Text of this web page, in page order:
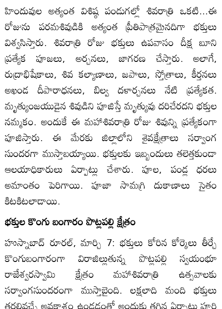
హిందువుల అత్యంత విశిష్ఠ పండుగల్లో శివరాత్రి ఒకటి...ఈ
రోజును పరమశివుడికి అత్యంత ప్రీతిపాత్రమైనదిగా భక్తులు
విశ్వసిస్తారు. శివరాత్రి రోజు భక్తులు ఉపవాసం దీక్ష బూని
ప్రత్యేక పూజలు, అర్చనలు, జాగరణ చేస్తారు. అలాగే,
రుద్రాభిషేకాలు, శివ కల్యాణాలు, జపాలు, స్తోత్రాలు, కీర్తనలు
అఖండ దీపారాధనలు, బిల్వ దళార్చనలు నేటి ప్రత్యేకత.
మృత్యుంజయుడైన శివుడిని పూజిస్తే మృత్యువు దరిచేరదని భక్తుల
నమ్మకం. అందుకే ఈ మహాశివరాత్రి రోజు శివున్ని ప్రత్యేకంగా
పూజిస్తారు. ఈ మేరకు జిల్లాలోని శైవక్షేత్రాలు సర్వాంగ
సుందరగా ముస్తాబయ్యాయి. భక్తులకు ఇబ్బందులు తలెత్తకుండా
ఆలయాధికారులు ఏర్పాట్లు చేశారు. పూల, పండ్ల ధరలు
అమాంతం పెరిగాయి. పూజా సామగ్రి దుకాణాలు సైతం
కిటకిటలాడాయి.
భక్తుల కొంగు బంగారం పొట్లపల్లి క్షేత్రం
హుస్నాబాద్‌ రూరల్‌, మార్చి 7: భక్తులు కోరిన కోర్కెలు తీర్చే
కొంగుబంగారంగా విరాజిల్లుతున్న పొట్లపల్లి స్వయంభూ
రాజేశ్వరస్వామి క్షేత్రం మహాశివరాత్రి ఉత్సవాలకు
సర్వాంగసుందరంగా ముస్తాబైంది. లక్షలాది మంది భక్తులు